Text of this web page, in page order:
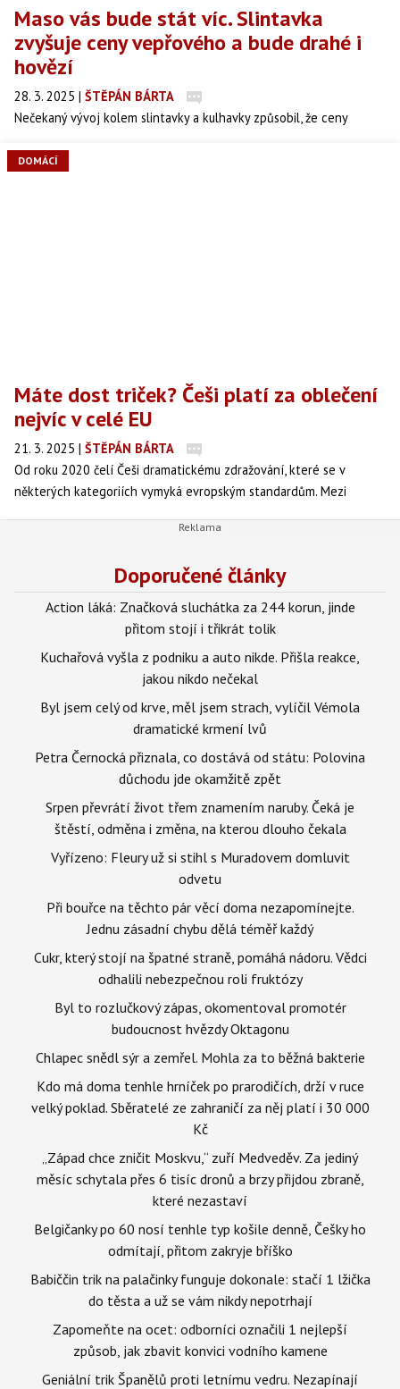
Maso vás bude stát víc. Slintavka
zvyšuje ceny vepřového a bude drahé i
hovězí
28. 3. 2025 | ŠTĚPÁN BÁRTA
Nečekaný vývoj kolem slintavky a kulhavky způsobil, že ceny
prudkým zdražením hovězího masa. Česko je ve střehu a armáda je
DOMÁCÍ
Máte dost triček? Češi platí za oblečení
nejvíc v celé EU
21. 3. 2025 | ŠTĚPÁN BÁRTA
Od roku 2020 čelí Češi dramatickému zdražování, které se v
některých kategoriích vymyká evropským standardům. Mezi
ubytování. Ceny potravin sice rostly v souladu s evropským
méně než jinde v EU.Doporučené články
Action láká: Značková sluchátka za 244 korun, jinde
přitom stojí i třikrát tolik
Kuchařová vyšla z podniku a auto nikde. Přišla reakce,
jakou nikdo nečekal
Byl jsem celý od krve, měl jsem strach, vylíčil Vémola
dramatické krmení lvů
Petra Černocká přiznala, co dostává od státu: Polovina
důchodu jde okamžitě zpět
Srpen převrátí život třem znamením naruby. Čeká je
štěstí, odměna i změna, na kterou dlouho čekala
Vyřízeno: Fleury už si stihl s Muradovem domluvit
odvetu
Při bouřce na těchto pár věcí doma nezapomínejte.
Jednu zásadní chybu dělá téměř každý
Cukr, který stojí na špatné straně, pomáhá nádoru. Vědci
odhalili nebezpečnou roli fruktózy
Byl to rozlučkový zápas, okomentoval promotér
budoucnost hvězdy Oktagonu
Chlapec snědl sýr a zemřel. Mohla za to běžná bakterie
Kdo má doma tenhle hrníček po prarodičích, drží v ruce
velký poklad. Sběratelé ze zahraničí za něj platí i 30 000
Kč
„Západ chce zničit Moskvu,“ zuří Medveděv. Za jediný
měsíc schytala přes 6 tisíc dronů a brzy přijdou zbraně,
které nezastaví
Belgičanky po 60 nosí tenhle typ košile denně, Češky ho
odmítají, přitom zakryje bříško
Babiččin trik na palačinky funguje dokonale: stačí 1 lžička
do těsta a už se vám nikdy nepotrhají
Zapomeňte na ocet: odborníci označili 1 nejlepší
způsob, jak zbavit konvici vodního kamene
Geniální trik Španělů proti letnímu vedru. Nezapínají